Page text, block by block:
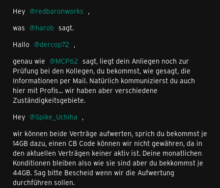
Hey
redbaronworks ,
was
harob sagt.
Hallo
dercop72 ,
genau wie
MCP62 sagt, liegt dein Anliegen noch zur
Prüfung bei den Kollegen, du bekommst, wie gesagt, die
Informationen per Mail. Natürlich kommunizierst du auch
hier mit Profis... wir haben aber verschiedene
Zuständigkeitsgebiete.
Hey
Spike_Uchiha ,
wir können beide Verträge aufwerten, sprich du bekommst je
14GB dazu, einen CB Code können wir nicht gewähren, da in
den aktuellen Verträgen keiner aktiv ist. Deine monatlichen
Konditionen bleiben also wie sie sind aber du bekkommst je
44GB. Sag bitte Bescheid wenn wir die Aufwertung
durchführen sollen.